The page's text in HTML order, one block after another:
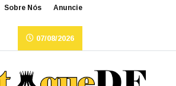
Sobre Nós Anuncie
07/08/2026